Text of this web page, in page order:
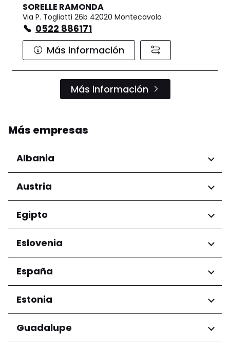
SORELLE RAMONDA
Via P. Togliatti 26b 42020 Montecavolo
0522 886171
Más información
Más información
Más empresas
Albania
Regiones
Condado de Tirana
Austria
Regiones
Niederösterreich
Salzburg
Wien
Egipto
Regiones
Gobernación de El Cairo
Eslovenia
Regiones
Ljubljana
España
Regiones
Andalucía
Estonia
Regiones
Harju maakond
Guadalupe